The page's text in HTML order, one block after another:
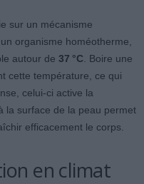
sur un mécanisme
organisme homéotherme,
autour de 37 °C . Boire une
cette température, ce qui
celui-ci active la
la surface de la peau permet
efficacement le corps.
en climat